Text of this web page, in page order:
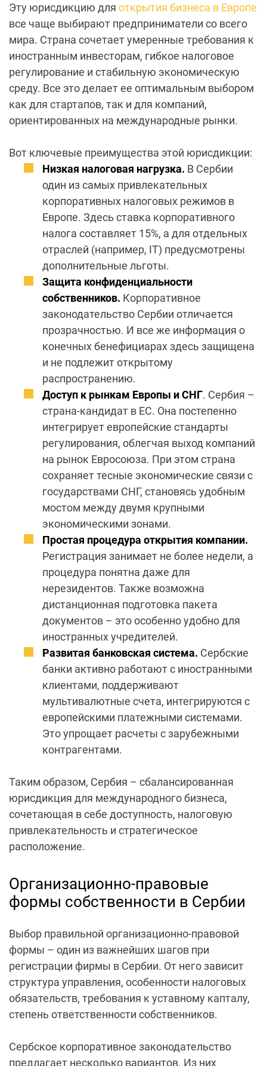
Эту юрисдикцию для открытия бизнеса в Европе
все чаще выбирают предприниматели со всего
мира. Страна сочетает умеренные требования к
иностранным инвесторам, гибкое налоговое
регулирование и стабильную экономическую
среду. Все это делает ее оптимальным выбором
как для стартапов, так и для компаний,
ориентированных на международные рынки.
Вот ключевые преимущества этой юрисдикции:
Низкая налоговая нагрузка. В Сербии
один из самых привлекательных
корпоративных налоговых режимов в
Европе. Здесь ставка корпоративного
налога составляет 15%, а для отдельных
отраслей (например, IT) предусмотрены
дополнительные льготы.
Защита конфиденциальности
собственников. Корпоративное
законодательство Сербии отличается
прозрачностью. И все же информация о
конечных бенефициарах здесь защищена
и не подлежит открытому
распространению.
Доступ к рынкам Европы и СНГ. Сербия –
страна-кандидат в ЕС. Она постепенно
интегрирует европейские стандарты
регулирования, облегчая выход компаний
на рынок Евросоюза. При этом страна
сохраняет тесные экономические связи с
государствами СНГ, становясь удобным
мостом между двумя крупными
экономическими зонами.
Простая процедура открытия компании.
Регистрация занимает не более недели, а
процедура понятна даже для
нерезидентов. Также возможна
дистанционная подготовка пакета
документов – это особенно удобно для
иностранных учредителей.
Развитая банковская система. Сербские
банки активно работают с иностранными
клиентами, поддерживают
мультивалютные счета, интегрируются с
европейскими платежными системами.
Это упрощает расчеты с зарубежными
контрагентами.
Таким образом, Сербия – сбалансированная
юрисдикция для международного бизнеса,
сочетающая в себе доступность, налоговую
привлекательность и стратегическое
расположение.
Организационно-правовые
формы собственности в Сербии
Выбор правильной организационно-правовой
формы – один из важнейших шагов при
регистрации фирмы в Сербии. От него зависит
структура управления, особенности налоговых
обязательств, требования к уставному капталу,
степень ответственности собственников.
Сербское корпоративное законодательство
предлагает несколько вариантов. Из них